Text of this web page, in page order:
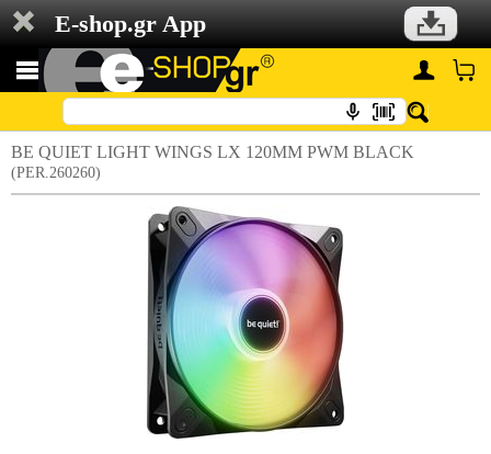
E-shop.gr App
BE QUIET LIGHT WINGS LX 120MM PWM BLACK
(PER.260260)